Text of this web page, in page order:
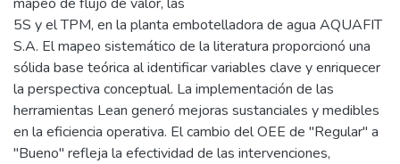
5S y el TPM, en la planta embotelladora de agua AQUAFIT
S.A. El mapeo sistemático de la literatura proporcionó una
sólida base teórica al identificar variables clave y enriquecer
la perspectiva conceptual. La implementación de las
herramientas Lean generó mejoras sustanciales y medibles
en la eficiencia operativa. El cambio del OEE de "Regular" a
"Bueno" refleja la efectividad de las intervenciones,